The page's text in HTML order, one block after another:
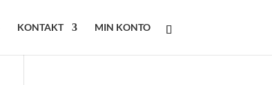
KONTAKT MIN KONTO